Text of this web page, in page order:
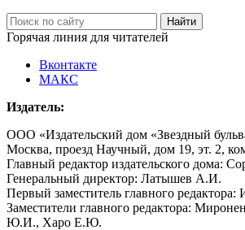
Горячая линия для читателей
Вконтакте
МАКС
Издатель:
ООО «Издательский дом «Звездный
Москва, проезд Научный, дом 19, эт. 2,
Главный редактор издательского дома:
Генеральный директор: Латышев А.И.
Первый заместитель главного
Заместители главного редактора:
Ю.И., Харо Е.Ю.